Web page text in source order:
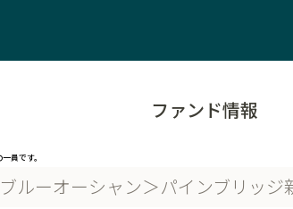
員です。
ファンド情報
ルーオーシャン＞パインブリッジ